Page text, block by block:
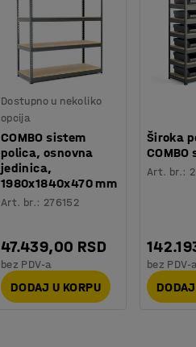
Dostupno u nekoliko
opcija
COMBO sistem
polica, osnovna
jedinica,
1980x1840x470 mm
Art. br.: 276152
47.439,00 RSD
bez PDV-a
DODAJ U KORPU
Široka
Art. br.:
bez PDV-